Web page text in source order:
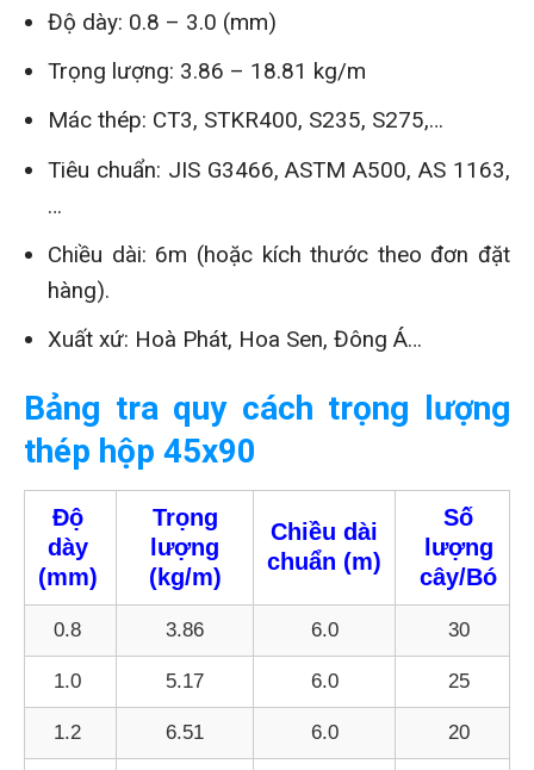
Độ dày: 0.8 – 3.0 (mm)
Trọng lượng: 3.86 – 18.81 kg/m
Mác thép: CT3, STKR400, S235, S275,…
Tiêu chuẩn: JIS G3466, ASTM A500, AS 1163,
…
Chiều dài: 6m (hoặc kích thước theo đơn đặt
hàng).
Xuất xứ: Hoà Phát, Hoa Sen, Đông Á…
Bảng tra quy cách trọng lượng
thép hộp 45x90
Độ
dày
(mm)
Trọng
lượng
(kg/m)
Chiều dài
chuẩn (m)
Số
lượng
cây/Bó
0.8 3.86 6.0 30
1.0 5.17 6.0 25
1.2 6.51 6.0 20